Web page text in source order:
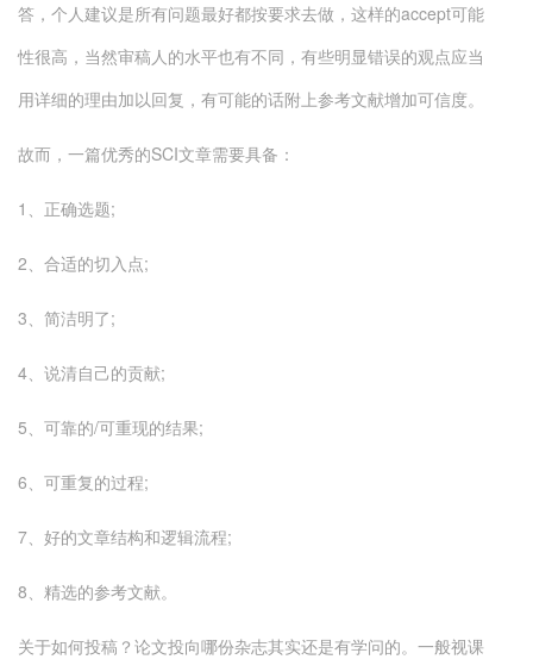
答，个人建议是所有问题最好都按要求去做，这样的accept可能
性很高，当然审稿人的水平也有不同，有些明显错误的观点应当
用详细的理由加以回复，有可能的话附上参考文献增加可信度。
故而，一篇优秀的SCI文章需要具备：
1、正确选题;
2、合适的切入点;
3、简洁明了;
4、说清自己的贡献;
5、可靠的/可重现的结果;
6、可重复的过程;
7、好的文章结构和逻辑流程;
8、精选的参考文献。
关于如何投稿？论文投向哪份杂志其实还是有学问的。一般视课